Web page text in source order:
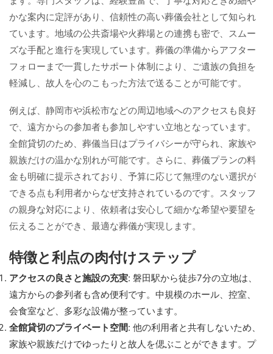
かな案内に定評があり、信頼性の高い葬儀会社として知られ
ています。地域の公共斎場や火葬場との連携も密で、スムー
ズな手配と進行を実現しています。葬儀の準備からアフター
フォローまで一貫したサポート体制により、ご遺族の負担を
軽減し、故人を心のこもった方法で送ることが可能です。
例えば、静岡市や浜松市などの周辺地域へのアクセスも良好
で、遠方からの参加者も参加しやすい立地となっています。
全館貸切のため、葬儀当日はプライバシーが守られ、家族や
親族だけの温かな別れが可能です。さらに、葬儀プランの料
金も明確に提示されており、予算に応じて無理のない選択が
できる点も利用者からなぜ支持されているのです。スタッフ
の親身な対応により、依頼者は安心して細かな希望や要望を
伝えることができ、最適な葬儀が実現します。
特徴と利点の肉付けステップ
アクセスの良さと施設の充実: 磐田駅から徒歩7分の立地は、
遠方からの参列者も含め便利です。中規模のホール、控室、
会食室など、多彩な設備が整っています。
全館貸切のプライベート空間: 他の利用者と共有しないため、
家族や親族だけでゆったりと故人を偲ぶことができます。プ